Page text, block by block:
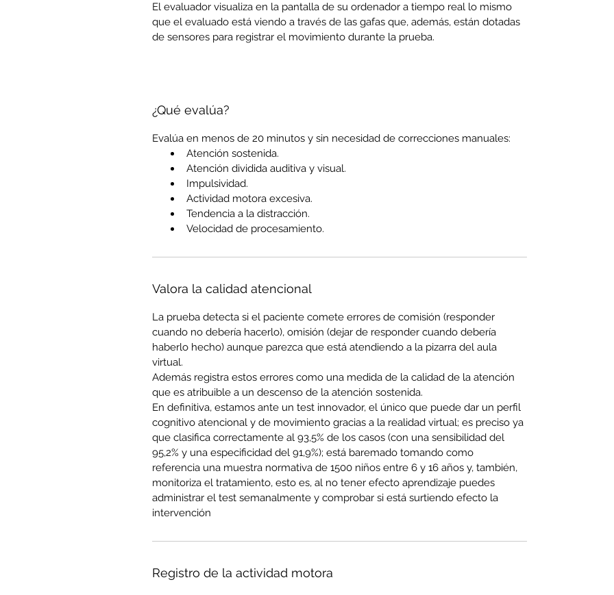
El evaluador visualiza en la pantalla de su ordenador a tiempo real lo mismo
que el evaluado está viendo a través de las gafas que, además, están dotadas
de sensores para registrar el movimiento durante la prueba.
¿Qué evalúa?
Evalúa en menos de 20 minutos y sin necesidad de correcciones manuales:
Atención sostenida.
Atención dividida auditiva y visual.
Impulsividad.
Actividad motora excesiva.
Tendencia a la distracción.
Velocidad de procesamiento.
Valora la calidad atencional
La prueba detecta si el paciente comete errores de comisión (responder
cuando no debería hacerlo), omisión (dejar de responder cuando debería
haberlo hecho) aunque parezca que está atendiendo a la pizarra del aula
virtual.
Además registra estos errores como una medida de la calidad de la atención
que es atribuible a un descenso de la atención sostenida.
En definitiva, estamos ante un test innovador, el único que puede dar un perfil
cognitivo atencional y de movimiento gracias a la realidad virtual; es preciso ya
que clasifica correctamente al 93,5% de los casos (con una sensibilidad del
95,2% y una especificidad del 91,9%); está baremado tomando como
referencia una muestra normativa de 1500 niños entre 6 y 16 años y, también,
monitoriza el tratamiento, esto es, al no tener efecto aprendizaje puedes
administrar el test semanalmente y comprobar si está surtiendo efecto la
intervención
Registro de la actividad motora